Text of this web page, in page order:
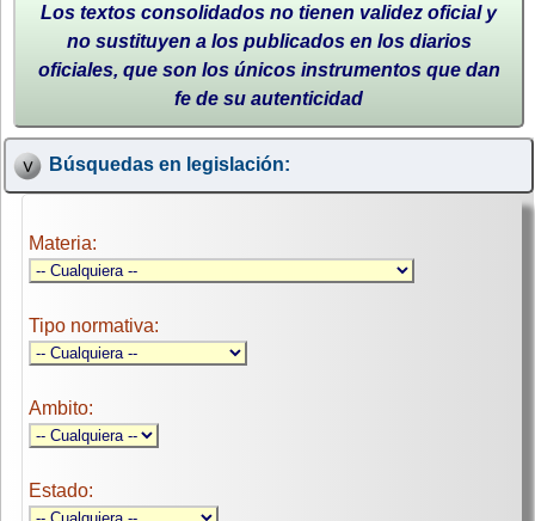
Los textos consolidados no tienen validez oficial y
no sustituyen a los publicados en los diarios
oficiales, que son los únicos instrumentos que dan
fe de su autenticidad
Búsquedas en legislación:
Materia:
Tipo normativa:
Ambito:
Estado: